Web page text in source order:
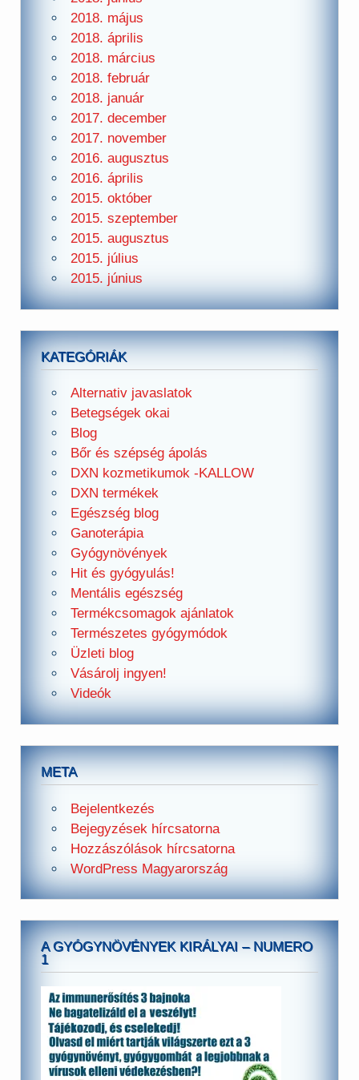
2018. május
2018. április
2018. március
2018. február
2018. január
2017. december
2017. november
2016. augusztus
2016. április
2015. október
2015. szeptember
2015. augusztus
2015. július
2015. június
KATEGÓRIÁK
Alternativ javaslatok
Betegségek okai
Blog
Bőr és szépség ápolás
DXN kozmetikumok -KALLOW
DXN termékek
Egészség blog
Ganoterápia
Gyógynövények
Hit és gyógyulás!
Mentális egészség
Termékcsomagok ajánlatok
Természetes gyógymódok
Üzleti blog
Vásárolj ingyen!
Videók
META
Bejelentkezés
Bejegyzések hírcsatorna
Hozzászólások hírcsatorna
WordPress Magyarország
A GYÓGYNÖVÉNYEK KIRÁLYAI – NUMERO
1